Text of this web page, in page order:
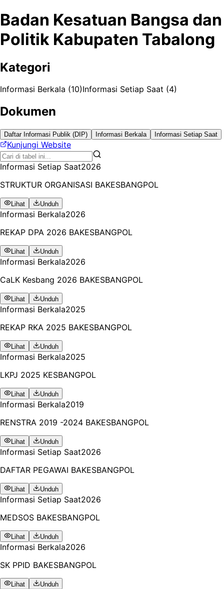
Badan Kesatuan Bangsa dan
Politik Kabupaten Tabalong
Kategori
Informasi Berkala (10)Informasi Setiap Saat (4)
Dokumen
Daftar Informasi Publik (DIP) Informasi Berkala Informasi Setiap Saat
Kunjungi Website
Informasi Setiap Saat2026
STRUKTUR ORGANISASI BAKESBANGPOL
Lihat Unduh
Informasi Berkala2026
REKAP DPA 2026 BAKESBANGPOL
Lihat Unduh
Informasi Berkala2026
CaLK Kesbang 2026 BAKESBANGPOL
Lihat Unduh
Informasi Berkala2025
REKAP RKA 2025 BAKESBANGPOL
Lihat Unduh
Informasi Berkala2025
LKPJ 2025 KESBANGPOL
Lihat Unduh
Informasi Berkala2019
RENSTRA 2019 -2024 BAKESBANGPOL
Lihat Unduh
Informasi Setiap Saat2026
DAFTAR PEGAWAI BAKESBANGPOL
Lihat Unduh
Informasi Setiap Saat2026
MEDSOS BAKESBANGPOL
Lihat Unduh
Informasi Berkala2026
SK PPID BAKESBANGPOL
Lihat Unduh